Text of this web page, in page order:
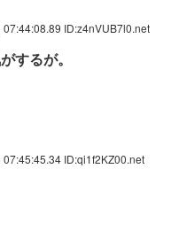
07:44:08.89 ID:z4nVUB7l0.net
するが。
07:45:45.34 ID:qi1f2KZ00.net